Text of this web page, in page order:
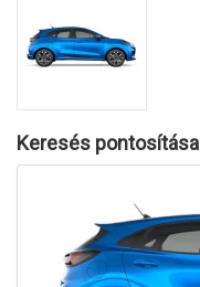
Keresés pontosítása